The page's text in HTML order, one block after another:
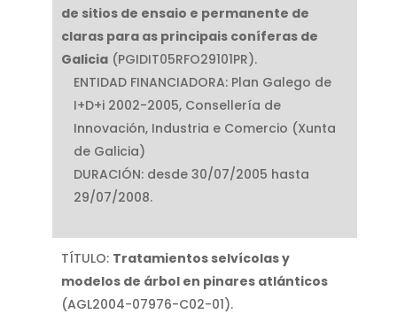
de sitios de ensaio e permanente de
claras para as principais coníferas de
Galicia(PGIDIT05RFO29101PR).
ENTIDAD FINANCIADORA: Plan Galego de
I+D+i 2002-2005, Consellería de
Innovación, Industria e Comercio (Xunta
de Galicia)
DURACIÓN: desde 30/07/2005 hasta
29/07/2008.
TÍTULO: Tratamientos selvícolasy
modelos de árbol en pinares atlánticos
(AGL2004-07976-C02-01).